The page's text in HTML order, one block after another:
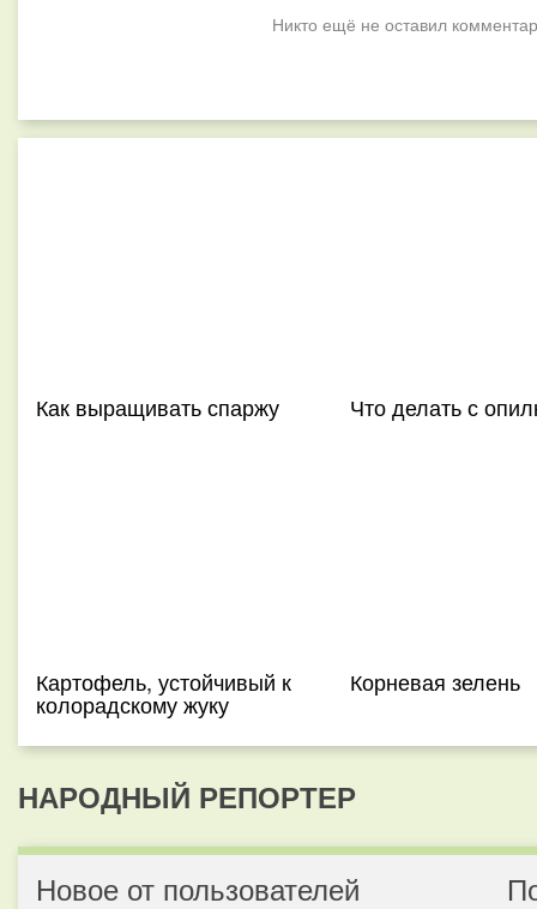
Никто ещё не оставил
Как выращивать спаржу Что делать с
Картофель, устойчивый к
колорадскому жуку
Корневая зелень
НАРОДНЫЙ РЕПОРТЕР
Новое от пользователей